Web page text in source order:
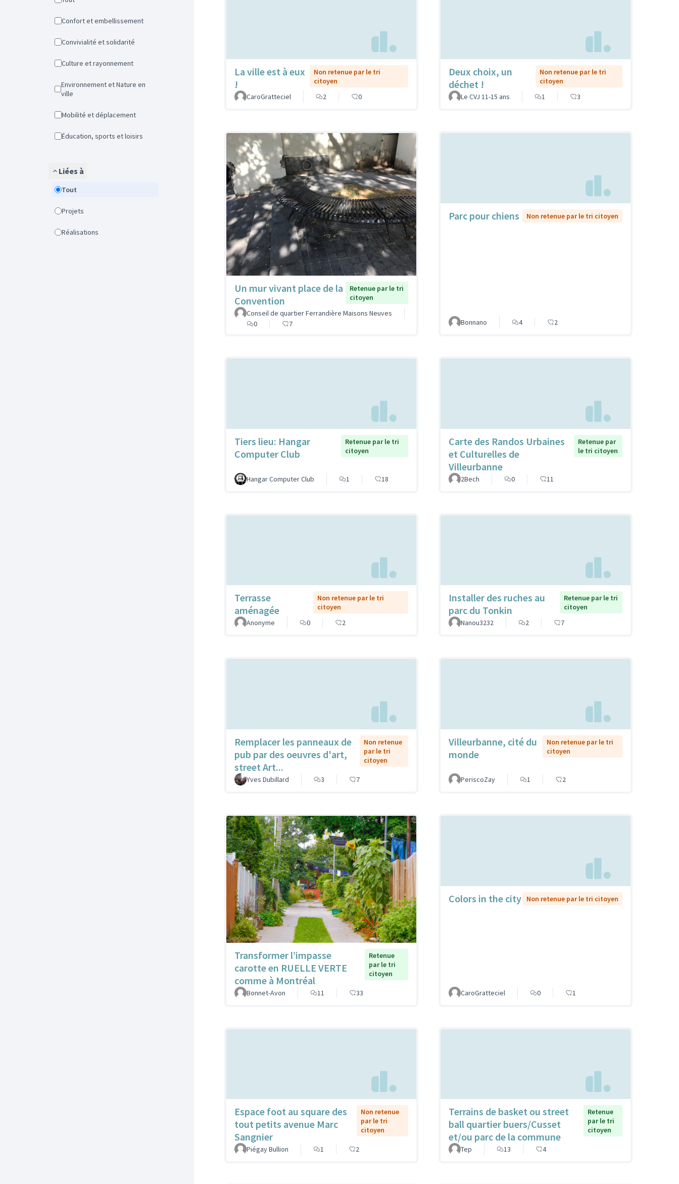
Confort et embellissement
Convivialité et solidarité
Culture et rayonnement
Environnement et Nature en
ville
Mobilité et déplacement
Éducation, sports et loisirs
Liées à
Tout
Projets
Réalisations
La ville est à eux
!
Non retenue par le tri
citoyen
CaroGratteciel
2 0
Deux choix, un
déchet !
Non retenue par le tri
citoyen
Le CVJ 11-15 ans
1 3
Un mur vivant place de la
Convention
Retenue par le tri
citoyen
Conseil de quartier Ferrandière Maisons Neuves
0
7
Parc pour chiens Non retenue par le tri citoyen
Bonnano 4 2
Tiers lieu: Hangar
Computer Club
Retenue par le tri
citoyen
Hangar Computer Club 1 18
Carte des Randos Urbaines
et Culturelles de
Villeurbanne
Retenue par
le tri citoyen
2Bech 0 11
Terrasse
aménagée
Non retenue par le tri
citoyen
Anonyme
0 2
Installer des ruches au
parc du Tonkin
Retenue par le tri
citoyen
Nanou3232
2 7
Remplacer les panneaux de
pub par des oeuvres d'art,
street Art...
Non retenue
par le tri
citoyen
Yves Dubillard 3 7
Villeurbanne, cité du
monde
Non retenue par le tri
citoyen
PeriscoZay 1 2
Transformer l’impasse
carotte en RUELLE VERTE
comme à Montréal
Retenue
par le tri
citoyen
Bonnet-Avon 11 33
Colors in the city Non retenue par le tri citoyen
CaroGratteciel 0 1
Espace foot au square des
tout petits avenue Marc
Sangnier
Non retenue
par le tri
citoyen
Piégay Bullion 1 2
Terrains de basket ou street
ball quartier buers/Cusset
et/ou parc de la commune
Retenue
par le tri
citoyen
Tep 13 4